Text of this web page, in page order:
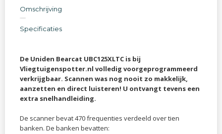
Omschrijving
Specificaties
De Uniden Bearcat UBC125XLTC is bij
Vliegtuigenspotter.nl volledig voorgeprogrammeerd
verkrijgbaar. Scannen was nog nooit zo makkelijk,
aanzetten en direct luisteren! U ontvangt tevens een
extra snelhandleiding.
De scanner bevat 470 frequenties verdeeld over tien
banken. De banken bevatten: